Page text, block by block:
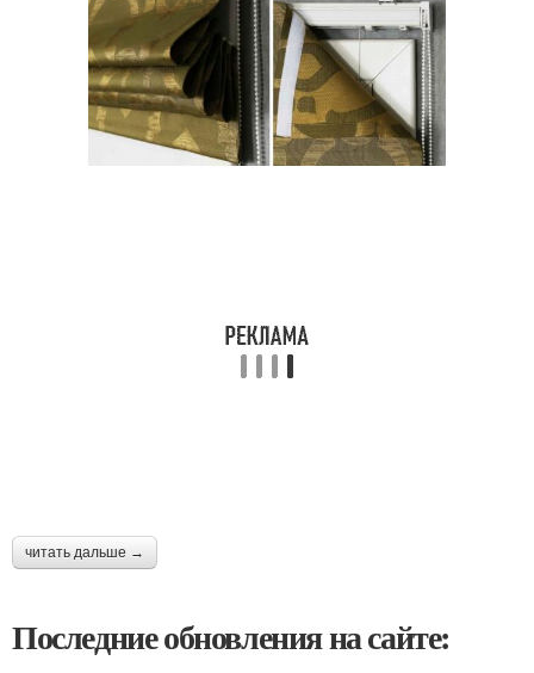
читать дальше →
Последние обновления на сайте: